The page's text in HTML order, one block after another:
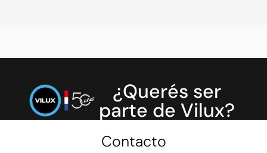
¿Querés ser
parte de Vilux?
Contacto